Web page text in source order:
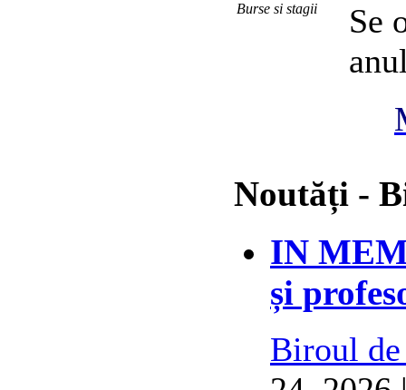
Burse si stagii
Se
Noutăți -
IN
și
Biroul